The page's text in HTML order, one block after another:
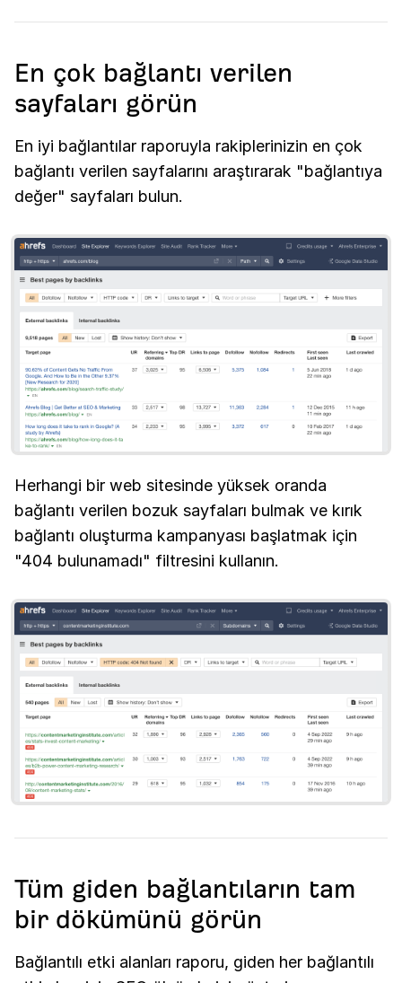
En çok bağlantı verilen
sayfaları görün
En iyi bağlantılar raporuyla rakiplerinizin en çok
bağlantı verilen sayfalarını araştırarak "bağlantıya
değer" sayfaları bulun.
Herhangi bir web sitesinde yüksek oranda
bağlantı verilen bozuk sayfaları bulmak ve kırık
bağlantı oluşturma kampanyası başlatmak için
"404 bulunamadı" filtresini kullanın.
Tüm giden bağlantıların tam
bir dökümünü görün
Bağlantılı etki alanları raporu, giden her bağlantılı